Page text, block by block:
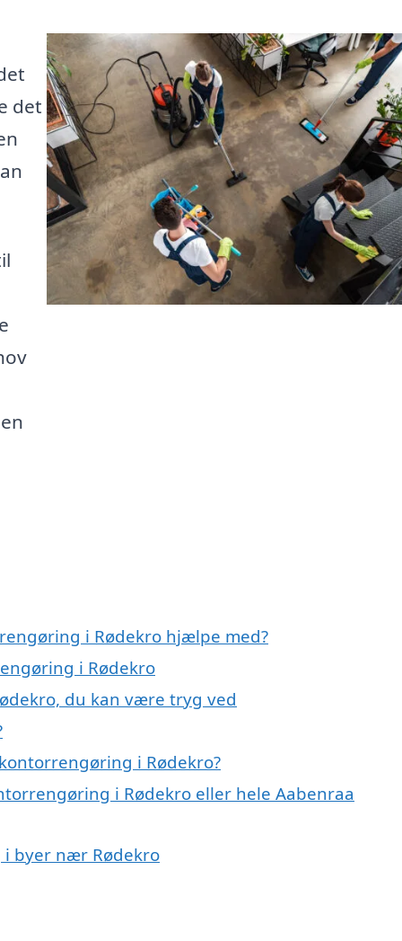
det
i Rødekro hjælpe med?
i Rødekro
du kan være tryg ved
i Rødekro?
i Rødekro eller hele Aabenraa
byer nær Rødekro